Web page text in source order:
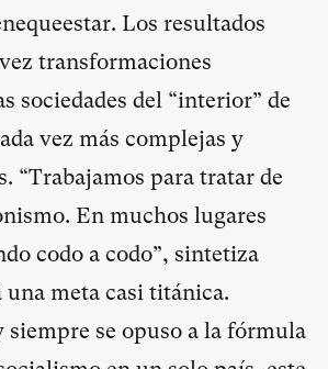
Los resultados
transformaciones
sociedades del “interior” de
vez más complejas y
“Trabajamos para tratar de
En muchos lugares
codo a codo”, sintetiza
una meta casi titánica.
siempre se opuso a la fórmula